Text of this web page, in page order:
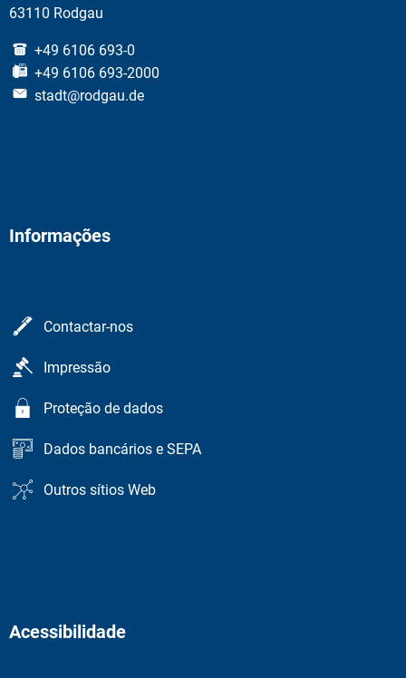
63110 Rodgau
+49 6106 693-0
+49 6106 693-2000
stadt@rodgau.de
Informações
Contactar-nos
Impressão
Proteção de dados
Dados bancários e SEPA
Outros sítios Web
Acessibilidade